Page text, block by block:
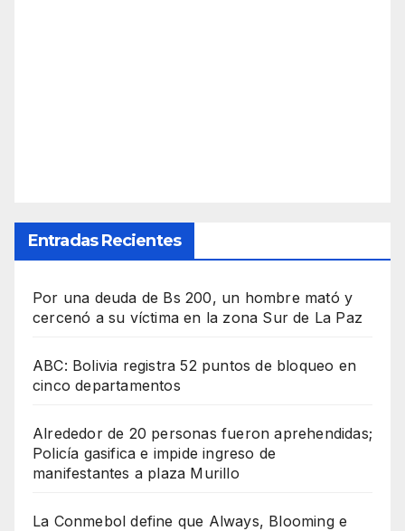
Entradas Recientes
Por una deuda de Bs 200, un hombre mató y
cercenó a su víctima en la zona Sur de La Paz
ABC: Bolivia registra 52 puntos de bloqueo en
cinco departamentos
Alrededor de 20 personas fueron aprehendidas;
Policía gasifica e impide ingreso de
manifestantes a plaza Murillo
La Conmebol define que Always, Blooming e